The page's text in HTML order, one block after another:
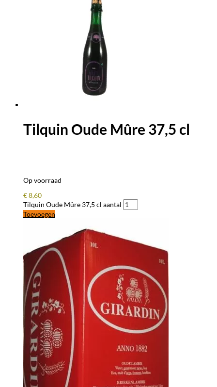
Tilquin Oude Mûre 37,5 cl
Op voorraad
€8,60
Tilquin Oude Mûre 37,5 cl aantal
Toevoegen